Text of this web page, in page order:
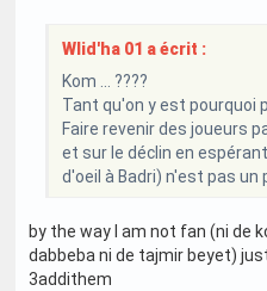
Wlid'ha 01 a écrit :
Kom ... ????
Tant qu'on y est pourquoi
Faire revenir des joueurs
et sur le déclin en
d'oeil à Badri) n'est pas un
by the way I am not fan (ni de
dabbeba ni de tajmir beyet)
3addithem